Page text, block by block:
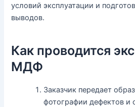
условий эксплуатации и
выводов.
Как проводится
МДФ
Заказчик передает
фотографии дефектов и